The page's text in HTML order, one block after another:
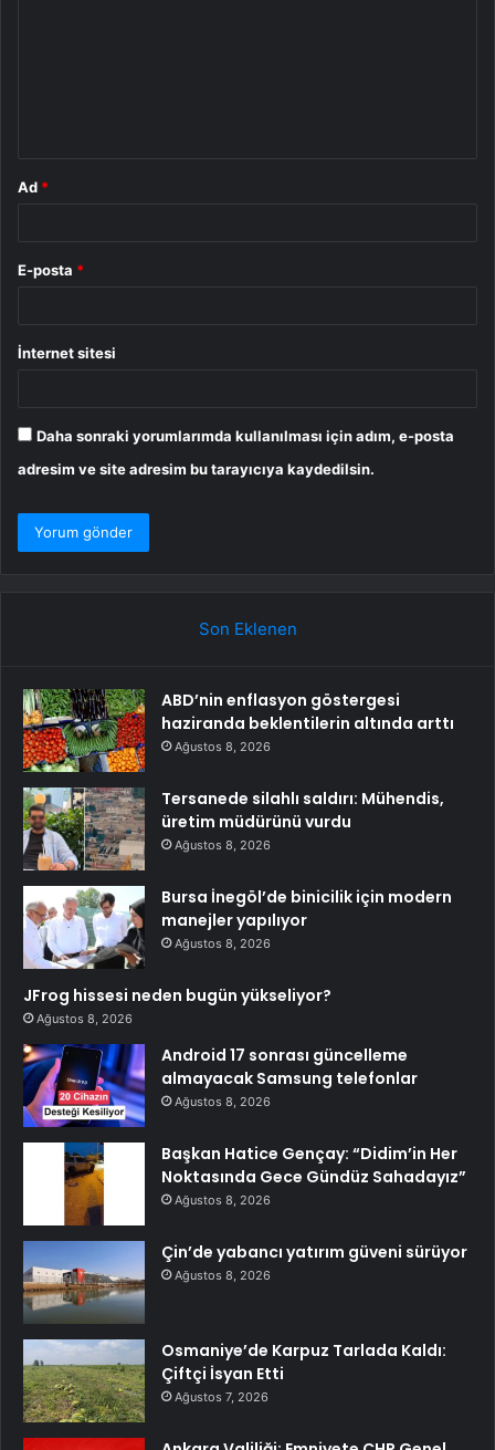
Ad *
E-posta *
İnternet sitesi
Daha sonraki yorumlarımda kullanılması için adım, e-posta
adresim ve site adresim bu tarayıcıya kaydedilsin.
Son Eklenen
ABD’nin enflasyon göstergesi
haziranda beklentilerin altında arttı
Ağustos 8, 2026
Tersanede silahlı saldırı: Mühendis,
üretim müdürünü vurdu
Ağustos 8, 2026
Bursa İnegöl’de binicilik için modern
manejler yapılıyor
Ağustos 8, 2026
JFrog hissesi neden bugün yükseliyor?
Ağustos 8, 2026
Android 17 sonrası güncelleme
almayacak Samsung telefonlar
Ağustos 8, 2026
Başkan Hatice Gençay: “Didim’in Her
Noktasında Gece Gündüz Sahadayız”
Ağustos 8, 2026
Çin’de yabancı yatırım güveni sürüyor
Ağustos 8, 2026
Osmaniye’de Karpuz Tarlada Kaldı:
Çiftçi İsyan Etti
Ağustos 7, 2026